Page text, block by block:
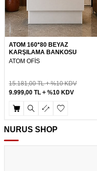
ATOM 160*80 BEYAZ
KARŞILAMA BANKOSU
ATOM OFİS
15.181,00TL %10 KDV
9.999,00 TL %10 KDV
NURUS SHOP